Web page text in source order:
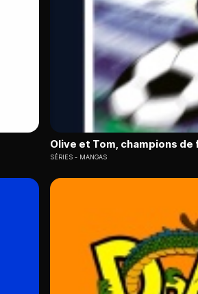
Olive et Tom, champions
SÉRIES MANGAS